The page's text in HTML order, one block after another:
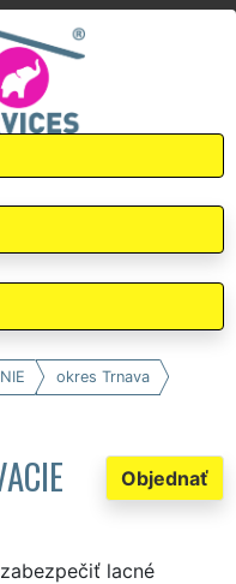
okres Trnava
Objednať
lacné